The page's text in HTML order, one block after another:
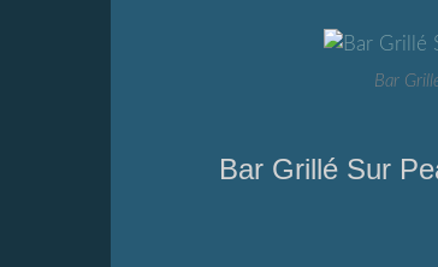
Bar
Bar Grillé Sur